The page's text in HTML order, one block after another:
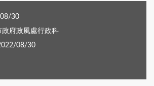
30
府政風處行政科
08/30